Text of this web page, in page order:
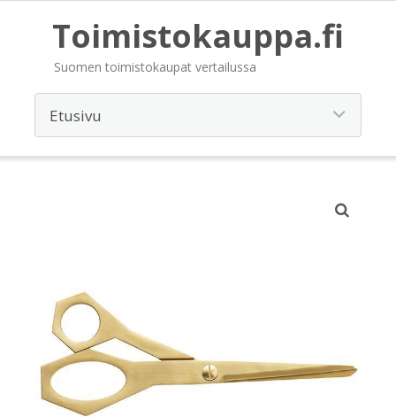
Toimistokauppa.fi
Suomen toimistokaupat vertailussa